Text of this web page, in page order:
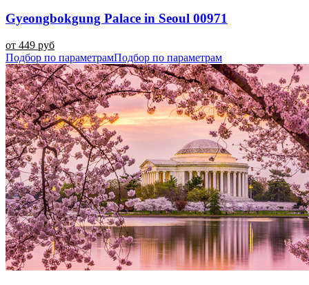
Gyeongbokgung Palace in Seoul 00971
от 449 руб
Подбор по параметрамПодбор по параметрам